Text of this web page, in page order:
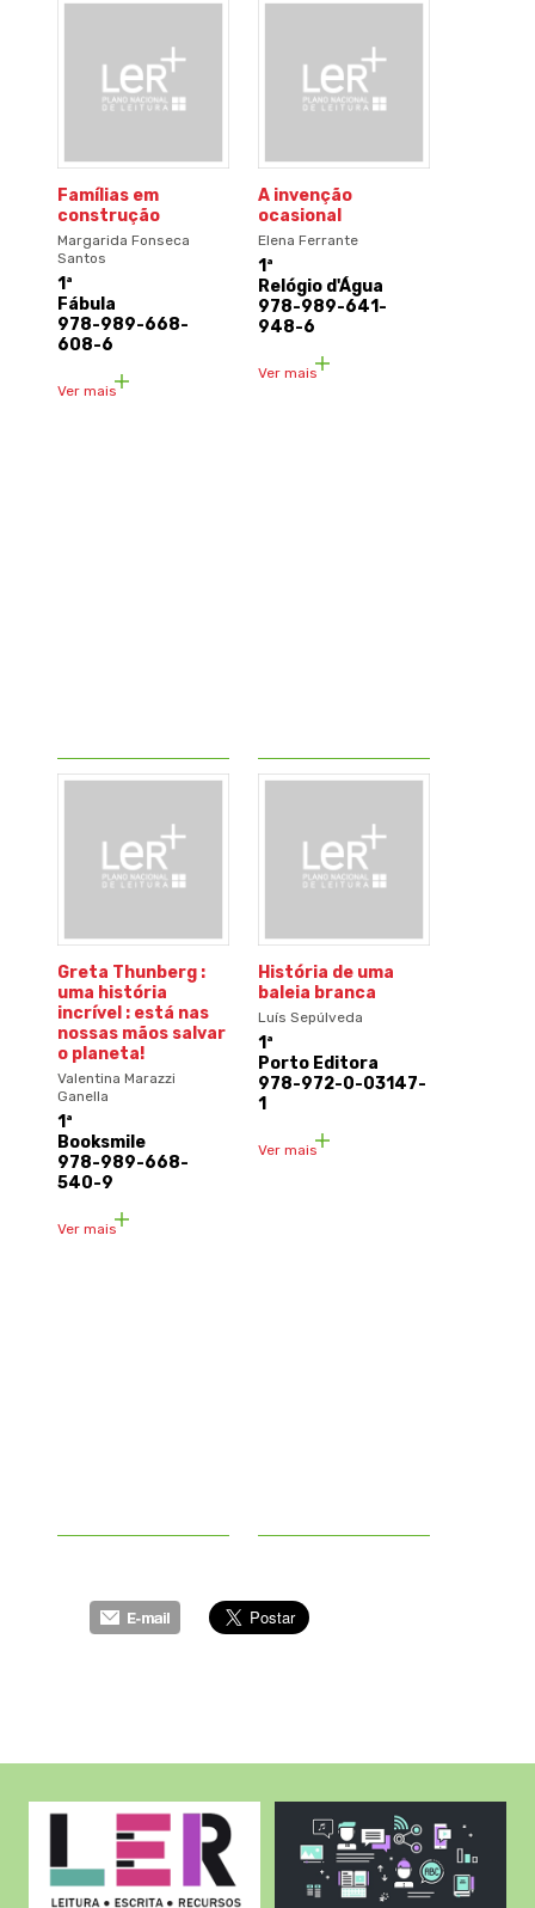
Famílias em
construção
Margarida Fonseca
Santos
1ª
Fábula
978-989-668-
608-6
Ver mais
A invenção
ocasional
Elena Ferrante
1ª
Relógio d'Água
978-989-641-
948-6
Ver mais
Greta Thunberg :
uma história
incrível : está nas
nossas mãos salvar
o planeta!
Valentina Marazzi
Ganella
1ª
Booksmile
978-989-668-
540-9
Ver mais
História de uma
baleia branca
Luís Sepúlveda
1ª
Porto Editora
978-972-0-03147-
1
Ver mais